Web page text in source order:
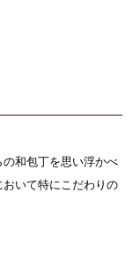
和包丁を思い浮かべ
いて特にこだわりの